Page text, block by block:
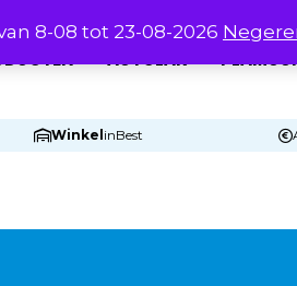
8-08 tot 23-08-2026
AUTOLAK
Winkel inBest